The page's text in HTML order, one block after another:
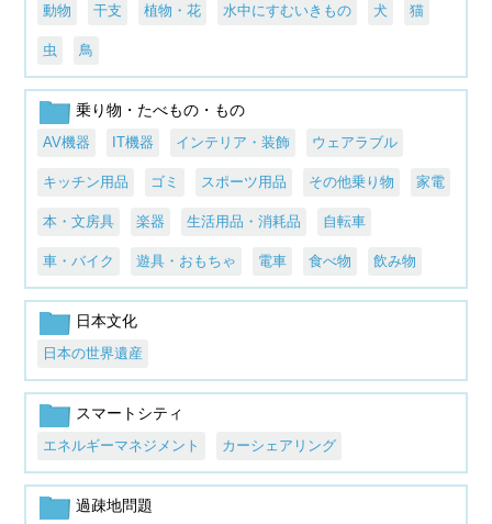
動物 干支 植物・花 水中にすむいきもの 犬 猫
虫 鳥
乗り物・たべもの・もの
AV機器 IT機器 インテリア・装飾 ウェアラブル
キッチン用品 ゴミ スポーツ用品 その他乗り物 家電
本・文房具 楽器 生活用品・消耗品 自転車
車・バイク 遊具・おもちゃ 電車 食べ物 飲み物
日本文化
日本の世界遺産
スマートシティ
エネルギーマネジメント カーシェアリング
過疎地問題